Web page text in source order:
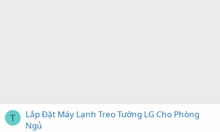
T
Lắp Đặt Máy Lạnh Treo Tường LG Cho Phòng
Ngủ